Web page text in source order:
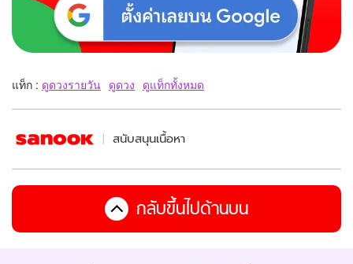
แท็ก : ดูดวงรายวัน ดูดวง ดูแท็กทั้งหมด
สนับสนุนเนื้อหา
กลับขึ้นไปด้านบน